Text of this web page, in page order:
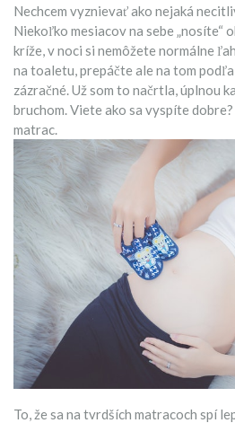
Nechcem vyznievať ako nejaká
Niekoľko mesiacov na sebe „nosíte“
kríže, v noci si nemôžete normálne
na toaletu, prepáčte ale na tom
zázračné. Už som to načrtla, úplnou
bruchom. Viete ako sa vyspíte
matrac.
To, že sa na tvrdších matracoch spí